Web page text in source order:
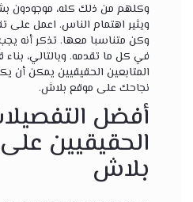
وكلهم من ذلك كله، موجودون
ويثير اهتمام الناس. اعمل على
وكن متناسبا معها. تذكر أنه
في كل ما تقدمه. وبالتالي،
المتابعين الحقيقيين يمكن أن
نجاحك على موقع بلاش.
أفضل
الحقيقيين
بلاش